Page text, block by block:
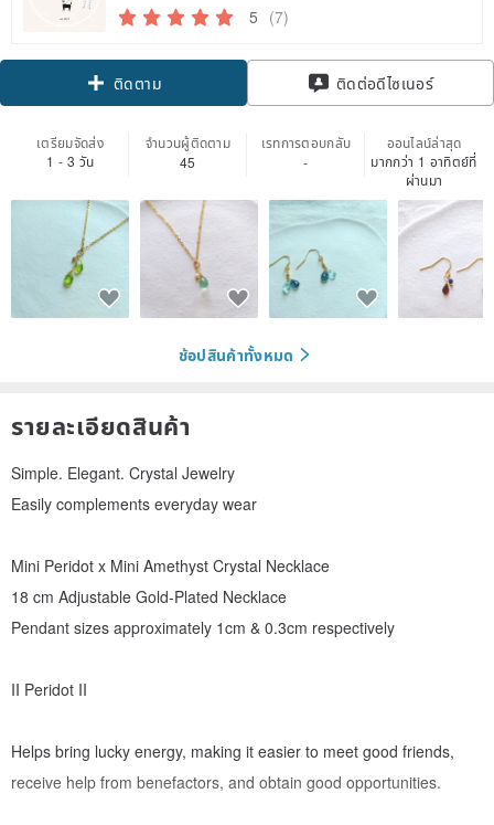
5 (7)
ติดตาม ติดต่อดีไซเนอร์
เตรียมจัดส่ง
1 - 3 วัน
จำนวนผู้ติดตาม
45
เรทการตอบกลับ
-
ออนไลน์ล่าสุด
มากกว่า 1 อาทิตย์ที่
ผ่านมา
ช้อปสินค้าทั้งหมด
รายละเอียดสินค้า
Simple. Elegant. Crystal Jewelry
Easily complements everyday wear
Mini Peridot x Mini Amethyst Crystal Necklace
18 cm Adjustable Gold-Plated Necklace
Pendant sizes approximately 1cm & 0.3cm respectively
II Peridot II
Helps bring lucky energy, making it easier to meet good friends,
receive help from benefactors, and obtain good opportunities.